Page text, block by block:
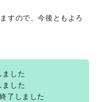
すので、今後ともよろ
した
した
了しました